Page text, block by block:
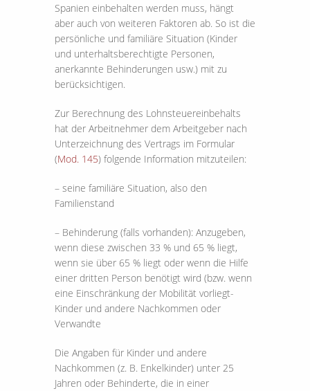
Spanien einbehalten werden muss, hängt
aber auch von weiteren Faktoren ab. So ist die
persönliche und familiäre Situation (Kinder
und unterhaltsberechtigte Personen,
anerkannte Behinderungen usw.) mit zu
berücksichtigen.
Zur Berechnung des Lohnsteuereinbehalts
hat der Arbeitnehmer dem Arbeitgeber nach
Unterzeichnung des Vertrags im Formular
(Mod. 145) folgende Information mitzuteilen:
– seine familiäre Situation, also den
Familienstand
– Behinderung (falls vorhanden): Anzugeben,
wenn diese zwischen 33 % und 65 % liegt,
wenn sie über 65 % liegt oder wenn die Hilfe
einer dritten Person benötigt wird (bzw. wenn
eine Einschränkung der Mobilität vorliegt-
Kinder und andere Nachkommen oder
Verwandte
Die Angaben für Kinder und andere
Nachkommen (z. B. Enkelkinder) unter 25
Jahren oder Behinderte, die in einer